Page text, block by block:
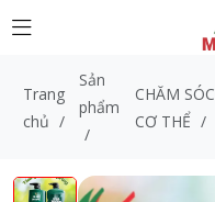
Trang
chủ /
Sản
phẩm
/
CHĂM SÓC
CƠ THỂ /